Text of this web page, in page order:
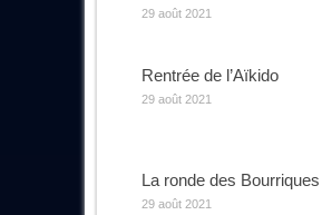
29 août 2021
Rentrée de l’Aïkido
29 août 2021
La ronde des Bourriques
29 août 2021